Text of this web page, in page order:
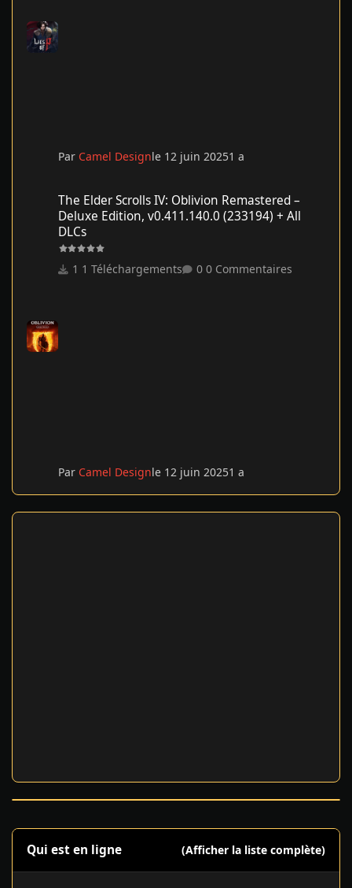
Par Camel Designle 12 juin 20251 a
The Elder Scrolls IV: Oblivion Remastered –
Deluxe Edition, v0.411.140.0 (233194) + All
DLCs
1 Téléchargements 0 Commentaires
Par Camel Designle 12 juin 20251 a
Qui est en ligne (Afficher la liste complète)